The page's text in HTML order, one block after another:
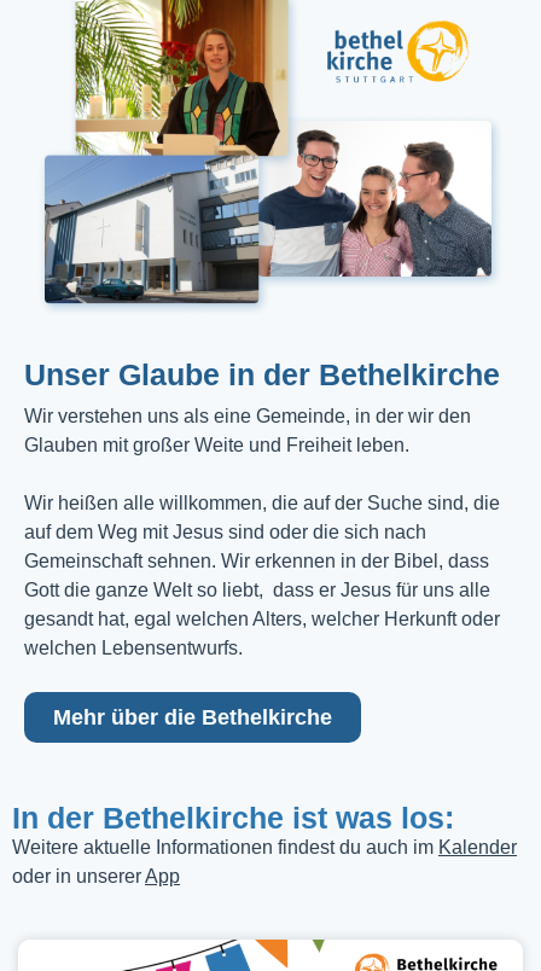
Unser Glaube in der Bethelkirche
Wir verstehen uns als eine Gemeinde, in der wir den
Glauben mit großer Weite und Freiheit leben.
Wir heißen alle willkommen, die auf der Suche sind, die
auf dem Weg mit Jesus sind oder die sich nach
Gemeinschaft sehnen. Wir erkennen in der Bibel, dass
Gott die ganze Welt so liebt, dass er Jesus für uns alle
gesandt hat, egal welchen Alters, welcher Herkunft oder
welchen Lebensentwurfs.
Mehr über die Bethelkirche
In der Bethelkirche ist was los:
Weitere aktuelle Informationen findest du auch im Kalender
oder in unsererApp